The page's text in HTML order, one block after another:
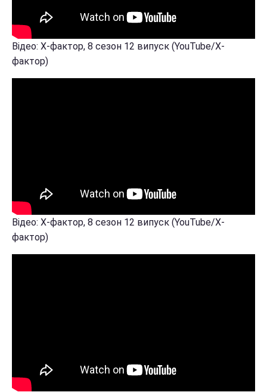
Відео: Х-фактор, 8 сезон 12 випуск (YouTube/Х-
фактор)
Відео: Х-фактор, 8 сезон 12 випуск (YouTube/Х-
фактор)